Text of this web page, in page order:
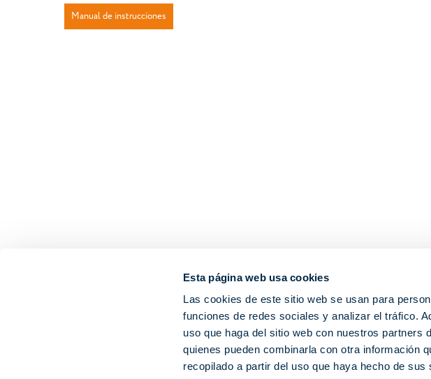
Esta página web usa cookies
Las cookies de este sitio web se usan para
funciones de redes sociales y analizar el tráfico.
uso que haga del sitio web con nuestros partners
quienes pueden combinarla con otra información
recopilado a partir del uso que haya hecho de sus
Manual de instrucciones